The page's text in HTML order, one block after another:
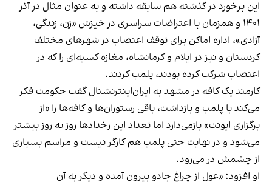
این برخورد در گذشته هم سابقه داشته و به عنوان مثال در آذر
۱۴۰۱ و همزمان با اعتراضات سراسری در خیزش «زن، زندگی،
آزادی»، اداره اماکن برای توقف اعتصاب در شهرهای مختلف
کردستان و نیز در ایلام و کرمانشاه، مغازه کسبه‌ای را که در
اعتصاب شرکت کرده بودند، پلمب کردند.
کارمند یک کافه در مشهد به ایران‌اینترنشنال گفت حکومت فکر
می‌کند با پلمب و بازداشت، باقی رستوران‌ها و کافه‌ها را «از
برگزاری ایونت» بازمی‌دارد اما تعداد این رخدادها روز به روز بیشتر
می‌شود و در نهایت حتی پلمب هم کارگر نیست و مراسم بسیاری
از چشمش در می‌رود.
او افزود: «غول از چراغ جادو بیرون آمده و دیگر به آن